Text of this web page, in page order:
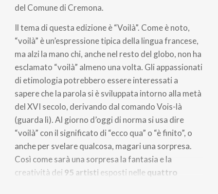
del Comune di Cremona.
Il tema di questa edizione è “Voilà”. Come è noto,
“voilà” è un’espressione tipica della lingua francese,
ma alzi la mano chi, anche nel resto del globo, non ha
esclamato “voilà” almeno una volta. Gli appassionati
di etimologia potrebbero essere interessati a
sapere che la parola si è sviluppata intorno alla metà
del XVI secolo, derivando dal comando Vois-là
(guarda lì). Al giorno d’oggi di norma si usa dire
“voilà” con il significato di “ecco qua” o “è finito”, o
anche per svelare qualcosa, magari una sorpresa.
Così come sarà una sorpresa la fantasia e la
creatività dei 95 artisti esposti nelle quattro